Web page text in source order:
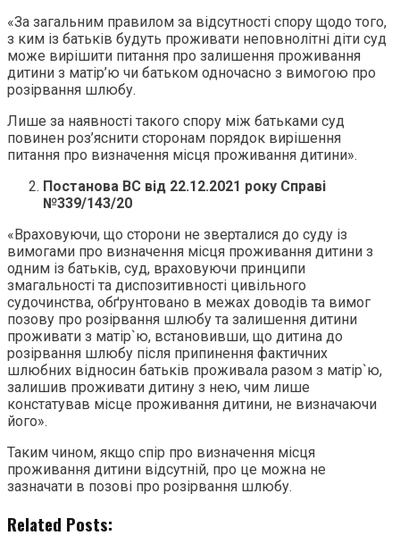
«За загальним правилом за відсутності спору щодо того,
з ким із батьків будуть проживати неповнолітні діти суд
може вирішити питання про залишення проживання
дитини з матір’ю чи батьком одночасно з вимогою про
розірвання шлюбу.
Лише за наявності такого спору між батьками суд
повинен роз’яснити сторонам порядок вирішення
питання про визначення місця проживання дитини».
Постанова ВС від 22.12.2021 року Справі
№339/143/20
«Враховуючи, що сторони не зверталися до суду із
вимогами про визначення місця проживання дитини з
одним із батьків, суд, враховуючи принципи
змагальності та диспозитивності цивільного
судочинства, обґрунтовано в межах доводів та вимог
позову про розірвання шлюбу та залишення дитини
проживати з матір`ю, встановивши, що дитина до
розірвання шлюбу після припинення фактичних
шлюбних відносин батьків проживала разом з матір`ю,
залишив проживати дитину з нею, чим лише
констатував місце проживання дитини, не визначаючи
його».
Таким чином, якщо спір про визначення місця
проживання дитини відсутній, про це можна не
зазначати в позові про розірвання шлюбу.
Related Posts: